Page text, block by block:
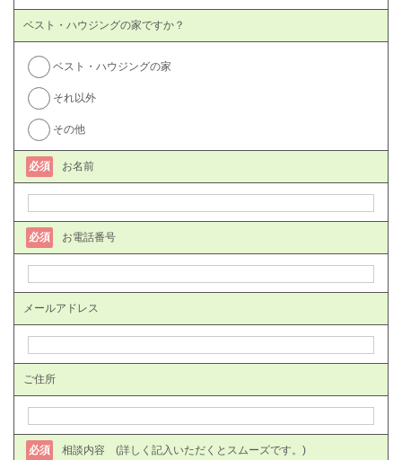
ベスト・ハウジングの家ですか？
ベスト・ハウジングの家
それ以外
その他
お名前
必須
お電話番号
必須
メールアドレス
ご住所
相談内容 (詳しく記入いただくとスムーズです。)
必須